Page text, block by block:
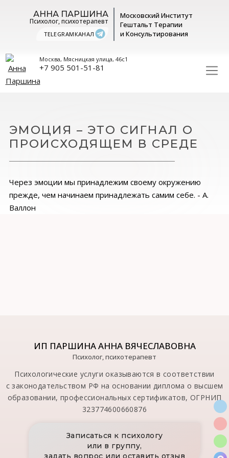
АННА ПАРШИНА
Психолог, психотерапевт
TELEGRAMКАНАЛ
Московский Институт
Гештальт Терапии
и Консультирования
Москва, Мясницкая улица, 46с1
+7 905 501-51-81
ЭМОЦИЯ – ЭТО СИГНАЛ О
ПРОИСХОДЯЩЕМ В СРЕДЕ
Через эмоции мы принадлежим своему окружению
прежде, чем начинаем принадлежать самим себе. - А.
Валлон
ИП ПАРШИНА АННА ВЯЧЕСЛАВОВНА
Психолог, психотерапевт
Психологические услуги оказываются в соответствии
с законодательством РФ на основании диплома о высшем
образовании, профессиональных сертификатов, ОГРНИП
323774600660876
Записаться к психологу
или в группу,
задать вопрос или оставить отзыв